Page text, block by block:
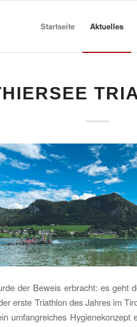
Startseite Aktuelles
der Beweis erbracht: es geht
erste Triathlon des Jahres im
umfangreiches